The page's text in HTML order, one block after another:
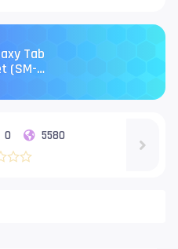
Tab
(SM-
0 5580